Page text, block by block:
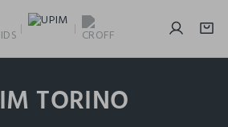
TORINO